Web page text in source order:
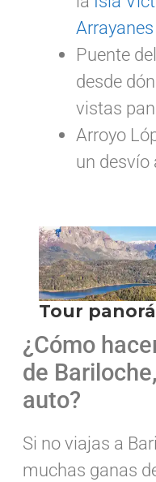
Puente
desde
vistas
Arroyo
un desvío
¿Cómo
de
auto?
Si no viajas a
muchas ganas